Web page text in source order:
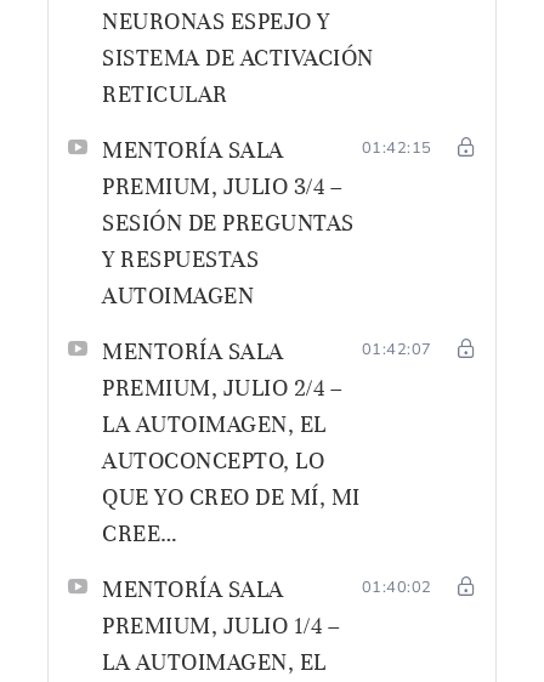
NEURONAS ESPEJO Y
SISTEMA DE ACTIVACIÓN
RETICULAR
MENTORÍA SALA
PREMIUM, JULIO 3/4 –
SESIÓN DE PREGUNTAS
Y RESPUESTAS
AUTOIMAGEN
01:42:15
MENTORÍA SALA
PREMIUM, JULIO 2/4 –
LA AUTOIMAGEN, EL
AUTOCONCEPTO, LO
QUE YO CREO DE MÍ, MI
CREE…
01:42:07
MENTORÍA SALA
PREMIUM, JULIO 1/4 –
LA AUTOIMAGEN, EL
01:40:02